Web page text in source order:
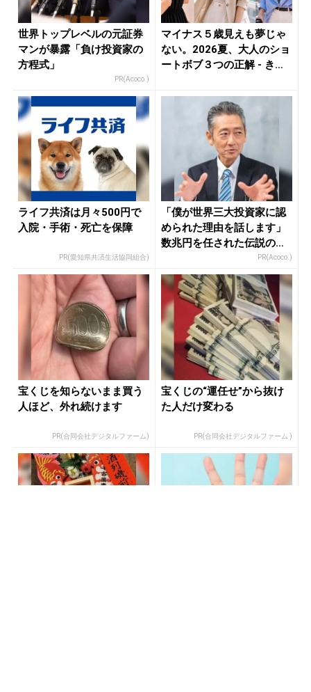
世界トップレベルの元証券
マンが暴露「負け投資家の
方程式」
PR(Acoco.)
マイナス５歳見えも夢じゃ
ない。2026夏、大人のショ
ートボブ３つの正解 - き
ライフ共済は月々500円で
入院・手術・死亡を保障
PR(愛知県共済生活協同組合)
「僕が世界三大投資家に認
められた理由を話します」
数兆円を任された伝説の投
PR(Acoco.)
宝くじを知らないまま買う
人ほど、外れ続けます
PR(合同会社デジタルファーム)
宝くじの“運任せ”から抜け
た人だけ変わる
PR(合同会社デジタルファーム )